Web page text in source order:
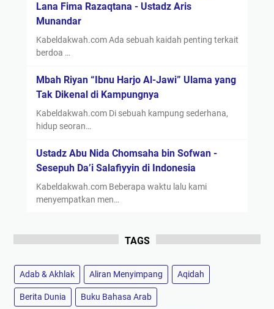
Lana Fima Razaqtana - Ustadz Aris
Munandar
Kabeldakwah.com Ada sebuah kaidah penting terkait
berdoa …
Mbah Riyan “Ibnu Harjo Al-Jawi” Ulama yang
Tak Dikenal di Kampungnya
Kabeldakwah.com Di sebuah kampung sederhana,
hidup seoran…
Ustadz Abu Nida Chomsaha bin Sofwan -
Sesepuh Da’i Salafiyyin di Indonesia
Kabeldakwah.com Beberapa waktu lalu kami
menyempatkan men…
TAGS
Adab & Akhlak Aliran Menyimpang Aqidah
Berita Dunia Buku Bahasa Arab